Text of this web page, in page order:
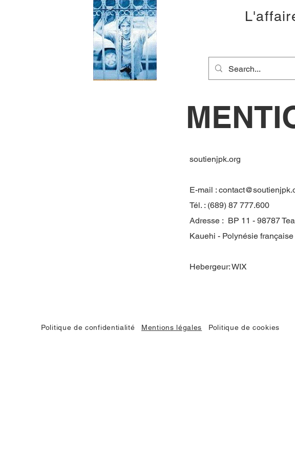
soutienjpk.org
E-mail :
Tél. : (689) 87 777.600
Adresse : BP 11 - 98787
Kauehi - Polynésie française
Hebergeur: WIX
Politique de confidentialité Mentions légales Politique de cookies